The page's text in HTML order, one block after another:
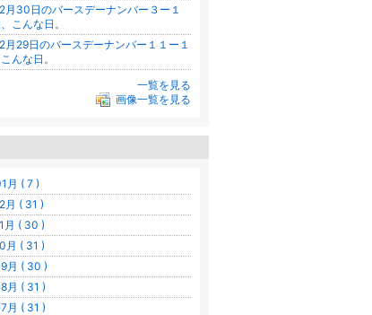
月30日のバースデーナンバー３ー１
こんな日。
月29日のバースデーナンバー１１ー１
んな日。
一覧を見る
画像一覧を見る
月 ( 7 )
月 ( 31 )
月 ( 30 )
月 ( 31 )
月 ( 30 )
月 ( 31 )
月 ( 31 )